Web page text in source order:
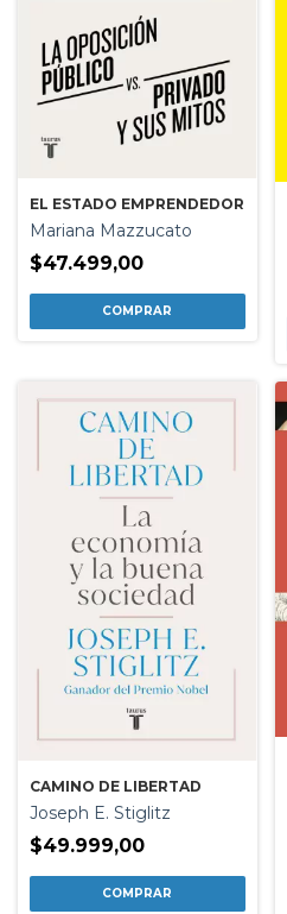
EL ESTADO EMPRENDEDOR
Mariana Mazzucato
$47.499,00
CAMINO DE LIBERTAD
Joseph E. Stiglitz
$49.999,00